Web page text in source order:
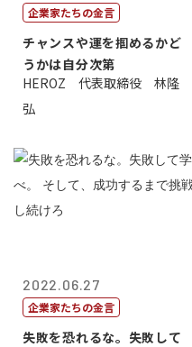
企業家たちの金言
チャンスや運を掴めるかど
うかは自分次第
HEROZ 代表取締役 林隆
弘
2022.06.27
企業家たちの金言
失敗を恐れるな。失敗して